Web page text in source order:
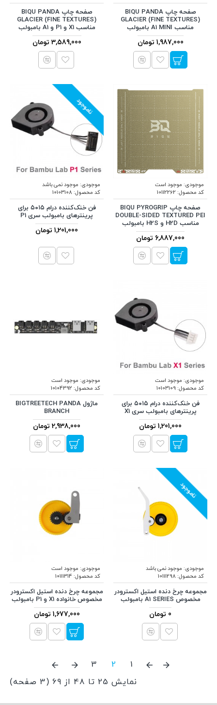
صفحه چاپ BIQU PANDA
GLACIER (FINE TEXTURES)
مناسب A1 MINI بامبولب
1,987,000 تومان
صفحه چاپ BIQU PANDA
GLACIER (FINE TEXTURES)
مناسب X1 و P1 و A1 بامبولب
3,589,000 تومان
موجودی: موجود است
کد محصول: 10112262
صفحه چاپ BIQU PYROGRIP
DOUBLE-SIDED TEXTURED PEI
مناسب H2D و H2S بامبولب
6,887,000 تومان
ناموجود
موجودی: موجود نمی باشد
کد محصول:10103108
فن خنک‌کننده درام ۵۰۱۵ برای
پرینترهای بامبولب سری P1
1,201,000 تومان
موجودی: موجود است
کد محصول: 10103109
فن خنک‌کننده درام ۵۰۱۵ برای
پرینترهای بامبولب سری X1
1,201,000 تومان
موجودی: موجود است
کد محصول: 10104392
ماژول BIGTREETECH PANDA
BRANCH
2,938,000 تومان
ناموجود
موجودی: موجود نمی باشد
کد محصول:10111298
مجموعه چرخ دنده استیل اکسترودر
مخصوص A1 SERIES بامبولب
0 تومان
موجودی: موجود است
کد محصول:10111314
مجموعه چرخ دنده استیل اکسترودر
مخصوص خانواده X1 و P1 بامبولب
1,677,000 تومان
1
2
3
نمایش 25 تا 48 از 69 (3 صفحه)